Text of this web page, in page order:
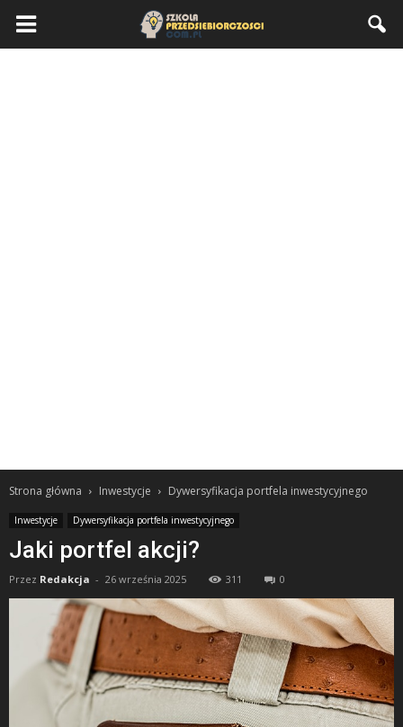
Strona główna Inwestycje Dywersyfikacja portfela inwestycyjnego
Inwestycje Dywersyfikacja portfela inwestycyjnego
Jaki portfel akcji?
Przez Redakcja - 26 września 2025 311 0